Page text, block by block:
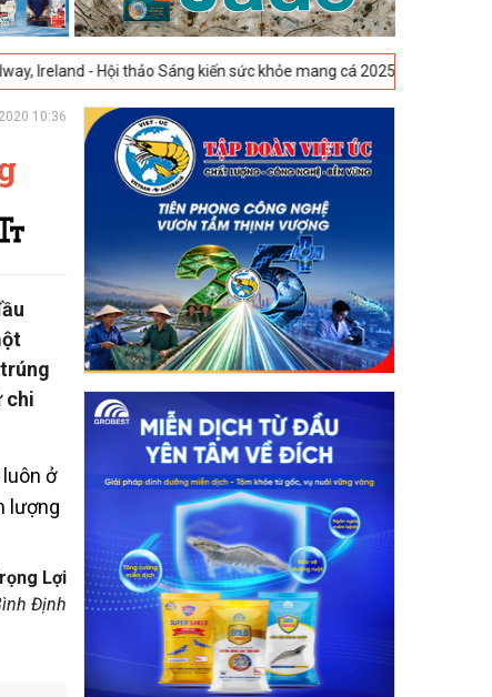
- Hội thảo Sáng kiến sức khỏe mang cá 2025 -23-04-2025
10:36
chi
ở
lượng
Lợi
Định